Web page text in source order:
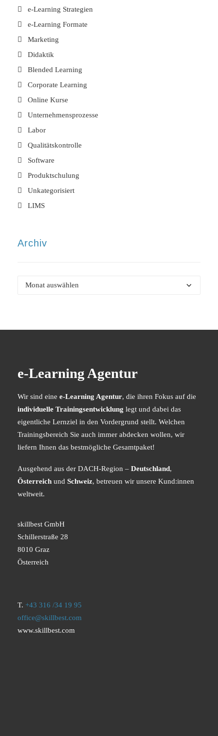
e-Learning Strategien
e-Learning Formate
Marketing
Didaktik
Blended Learning
Corporate Learning
Online Kurse
Unternehmensprozesse
Labor
Qualitätskontrolle
Software
Produktschulung
Unkategorisiert
LIMS
Archiv
Archiv
e-Learning Agentur
Wir sind eine e-Learning Agentur, die ihren Fokus auf die
individuelle Trainingsentwicklung legt und dabei das
eigentliche Lernziel in den Vordergrund stellt. Welchen
Trainingsbereich Sie auch immer abdecken wollen, wir
liefern Ihnen das bestmögliche Gesamtpaket!
Ausgehend aus der DACH-Region – Deutschland,
Österreich und Schweiz, betreuen wir unsere Kund:innen
weltweit.
skillbest GmbH
Schillerstraße 28
8010 Graz
Österreich
T. +43 316 /34 19 95
office@skillbest.com
www.skillbest.com